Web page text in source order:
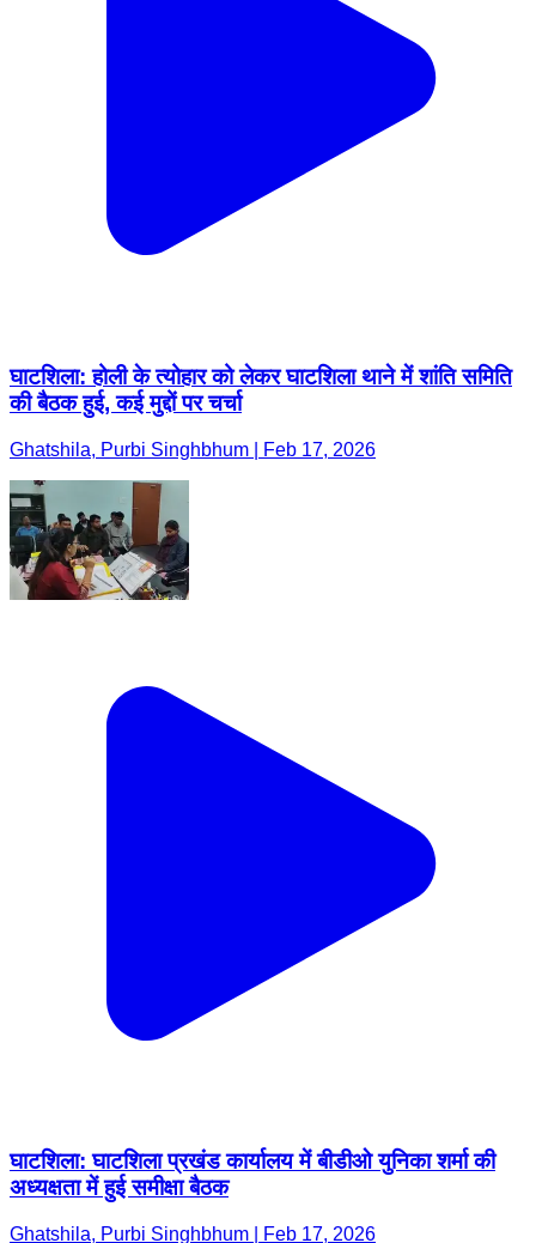
घाटशिला: होली के त्योहार को लेकर घाटशिला थाने में शांति समिति
की बैठक हुई, कई मुद्दों पर चर्चा
Ghatshila, Purbi Singhbhum | Feb 17, 2026
घाटशिला: घाटशिला प्रखंड कार्यालय में बीडीओ युनिका शर्मा की
अध्यक्षता में हुई समीक्षा बैठक
Ghatshila, Purbi Singhbhum | Feb 17, 2026